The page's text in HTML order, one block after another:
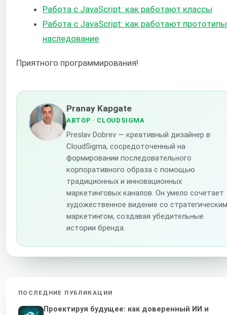
Работа с JavaScript: как работают классы
Работа с JavaScript: как работают
наследование
Приятного программирования!
Pranay Kapgate
АВТОР · CLOUDSIGMA
Preslav Dobrev — креативный дизайнер в
CloudSigma, сосредоточенный на
формировании последовательного
корпоративного образа с помощью
традиционных и инновационных
маркетинговых каналов. Он умело сочетает
художественное видение со стратегическим
маркетингом, создавая убедительные
истории бренда.
ПОСЛЕДНИЕ ПУБЛИКАЦИИ
Проектируя будущее: как доверенный ИИ и